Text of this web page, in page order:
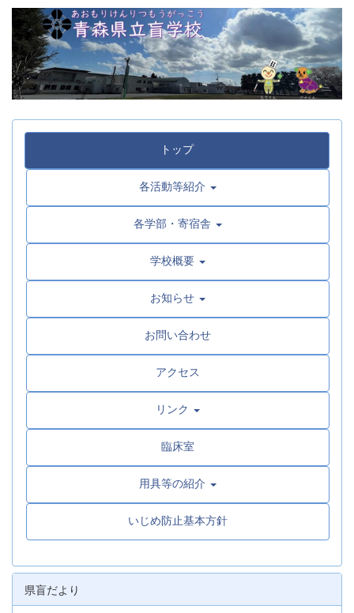
トップ
各活動等紹介
各学部・寄宿舎
学校概要
お知らせ
お問い合わせ
アクセス
リンク
臨床室
用具等の紹介
いじめ防止基本方針
県盲だより